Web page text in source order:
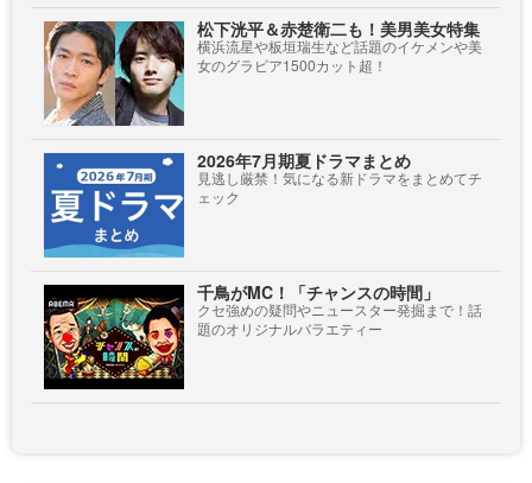
松下洸平＆赤楚衛二も！美男美女特集
横浜流星や板垣瑞生など話題のイケメンや美
女のグラビア1500カット超！
2026年7月期夏ドラマまとめ
見逃し厳禁！気になる新ドラマをまとめてチ
ェック
千鳥がMC！「チャンスの時間」
クセ強めの疑問やニュースター発掘まで！話
題のオリジナルバラエティー